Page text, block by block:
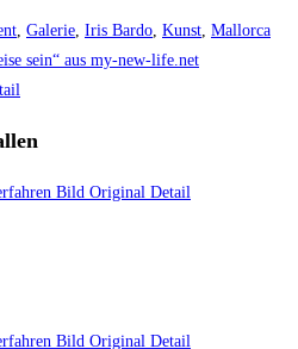
, Galerie, Iris Bardo, Kunst, Mallorca
sein“ aus my-new-life.net